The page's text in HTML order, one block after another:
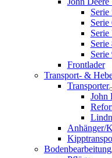
Serie
Serie
Serie
Serie
Serie
Frontlader
Transport- &
Transporter
John
Anhänger/
Bodenbearbeitung